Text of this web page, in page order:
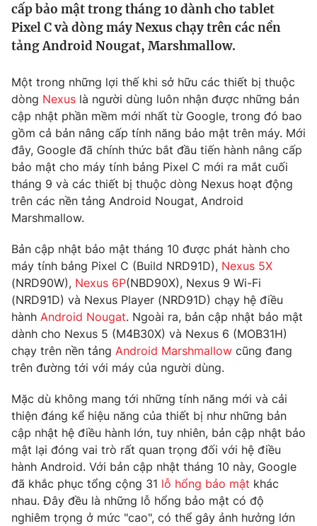
Tin tức
Thế giới đó đây
Kinh tế
Tài chính
Thị trường
Góc doanh nghiệp
Truyền hình
Phim VTV
Hậu trường
Nhân vật
Khán giả
Giải sao mai
Giải trí
Điện ảnh
Âm nhạc
Đời sống
Du lịch
Làm đẹp
Chất lượng cuộc sống
Tuyển sinh
Học trực tuyến
Công nghệ
Hitech Công nghệ tương lai
Sản phẩm
Thị trường
Giao lưu trực tuyến
Lịch phát sóng
Chuyên mục khác
Emagazine Podcast
Photo Infographic
Video Shorts video
cấp bảo mật trong tháng 10 dành cho tablet
Pixel C và dòng máy Nexus chạy trên các nền
tảng Android Nougat, Marshmallow.
Một trong những lợi thế khi sở hữu các thiết bị thuộc
dòng Nexus là người dùng luôn nhận được những bản
cập nhật phần mềm mới nhất từ Google, trong đó bao
gồm cả bản nâng cấp tính năng bảo mật trên máy. Mới
đây, Google đã chính thức bắt đầu tiến hành nâng cấp
bảo mật cho máy tính bảng Pixel C mới ra mắt cuối
tháng 9 và các thiết bị thuộc dòng Nexus hoạt động
trên các nền tảng Android Nougat, Android
Marshmallow.
Bản cập nhật bảo mật tháng 10 được phát hành cho
máy tính bảng Pixel C (Build NRD91D), Nexus 5X
(NRD90W), Nexus 6P(NBD90X), Nexus 9 Wi-Fi
(NRD91D) và Nexus Player (NRD91D) chạy hệ điều
hành Android Nougat. Ngoài ra, bản cập nhật bảo mật
dành cho Nexus 5 (M4B30X) và Nexus 6 (MOB31H)
chạy trên nền tảng Android Marshmallow cũng đang
trên đường tới với máy của người dùng.
Mặc dù không mang tới những tính năng mới và cải
thiện đáng kể hiệu năng của thiết bị như những bản
cập nhật hệ điều hành lớn, tuy nhiên, bản cập nhật bảo
mật lại đóng vai trò rất quan trọng đối với hệ điều
hành Android. Với bản cập nhật tháng 10 này, Google
đã khắc phục tổng cộng 31 lỗ hổng bảo mật khác
nhau. Đây đều là những lỗ hổng bảo mật có độ
nghiêm trọng ở mức "cao", có thể gây ảnh hưởng lớn